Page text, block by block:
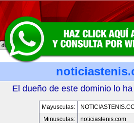
El dueño de este dominio lo
Mayusculas:
Minusculas:
noticiastenis.com